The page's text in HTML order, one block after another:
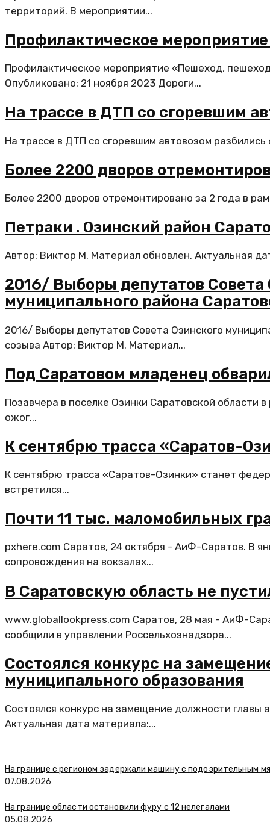
территорий. В мероприятии...
Профилактическое
Профилактическое мероприятие «Пешеход,
Опубликовано: 21 ноября 2023 Дороги...
На трассе в ДТП со сгоревшим
На трассе в ДТП со сгоревшим автовозом
Более 2200 дворов
Более 2200 дворов отремонтировано за 2 года в
Петраки . Озинский район
Автор: Виктор М. Материал обновлен. Актуальная
2016/ Выборы депутатов Совета
муниципального района
2016/ Выборы депутатов Совета Озинского
созыва Автор: Виктор М. Материал...
Под Саратовом младенец
Позавчера в поселке Озинки Саратовской области
ожог...
К сентябрю трасса «Саратов-
К сентябрю трасса «Саратов-Озинки» станет
встретился...
Почти 11 тыс. маломобильных
pxhere.com Саратов, 24 октября - АиФ-Саратов. В
сопровождения на вокзалах...
В Саратовскую область не
www.globallookpress.com Саратов, 28 мая - АиФ-
сообщили в управлении Россельхознадзора...
Состоялся конкурс на
муниципального образования
Состоялся конкурс на замещение должности главы
Актуальная дата материала:...
На границе с регионом задержали машину с подозрительным
07.08.2026
На границе области остановили фуру с 12 нелегалами
05.08.2026